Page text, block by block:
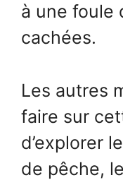
à une foule
cachées.
Les autres
faire sur
d’explorer
de pêche,